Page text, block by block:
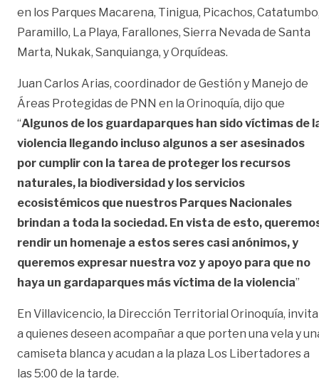
en los Parques Macarena, Tinigua, Picachos,
Paramillo, La Playa, Farallones, Sierra Nevada de Santa
Marta, Nukak, Sanquianga, y Orquídeas.
Juan Carlos Arias, coordinador de Gestión y Manejo de
Áreas Protegidas de PNN en la Orinoquía, dijo que
“Algunos de los guardaparques han sido víctimas de
violencia llegando incluso algunos a ser asesinados
por cumplir con la tarea de proteger los recursos
naturales, la biodiversidad y los servicios
ecosistémicos que nuestros Parques Nacionales
brindan a toda la sociedad. En vista de esto,
rendir un homenaje a estos seres casi anónimos, y
queremos expresar nuestra voz y apoyo para que no
haya un gardaparques más víctima de la violencia”
En Villavicencio, la Dirección Territorial Orinoquía, invita
a quienes deseen acompañar a que porten una vela y
camiseta blanca y acudan a la plaza Los Libertadores a
las 5:00 de la tarde.